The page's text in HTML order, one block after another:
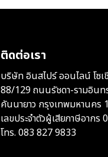
ติดต่อเรา
บริษัท อินสไปร์ ออนไลน์ โซเ
88/129 ถนนรัชดา-รามอินท
คันนายาว กรุงเทพมหานคร
เลขประจำตัวผู้เสียภาษีอาก
โทร. 083 827 9833